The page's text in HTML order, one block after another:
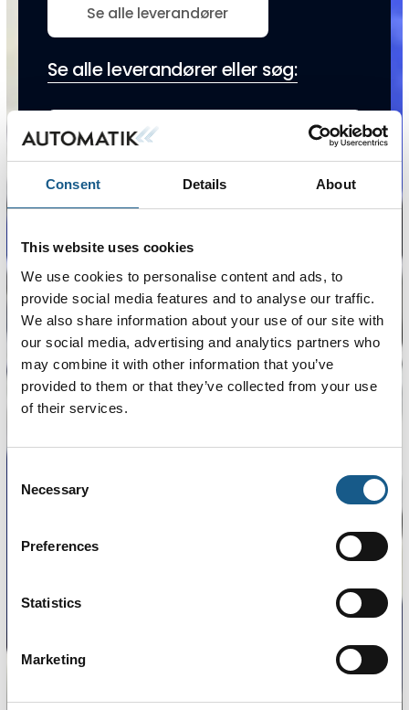
Consent Details About
This website uses cookies
We use cookies to personalise content and ads, to
provide social media features and to analyse our traffic.
We also share information about your use of our site with
our social media, advertising and analytics partners who
may combine it with other information that you’ve
provided to them or that they’ve collected from your use
of their services.
Selection
Necessary
Preferences
Statistics
Marketing
Se alle leverandører
Se alle leverandører eller søg: